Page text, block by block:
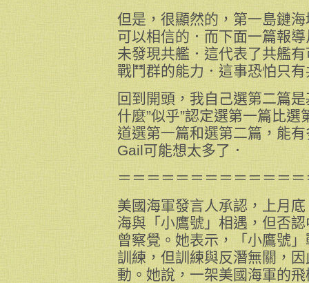
但是，很顯然的，第一島鏈
可以相信的．而下面一篇報
未發現共艦．這代表了共艦
戰鬥群的能力．這事恐怕只
回到開頭，我自己選第二篇
什麼”似乎”認定選第一篇比
道選第一篇和選第二篇，能
Gail可能想太多了．
＝＝＝＝＝＝＝＝＝＝＝＝
美國海軍發言人承認，上月
海與「小鷹號」相遇，但否
曾察覺。她表示，「小鷹號
訓練，但訓練與反潛無關，
動。她說，一架美國海軍的